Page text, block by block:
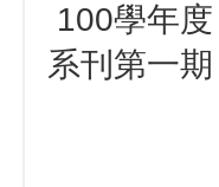
100學年
系刊第一